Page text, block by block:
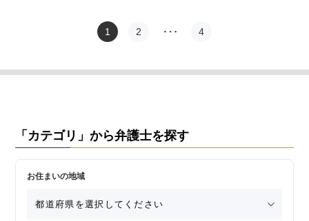
1 2 … 4
「カテゴリ」から弁護士を探す
お住まいの地域